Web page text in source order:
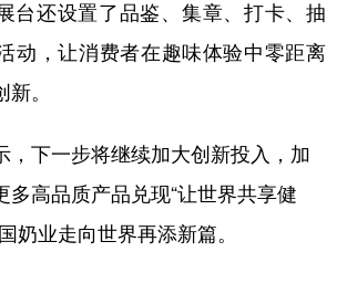
台还设置了品鉴、集章、打卡、抽
动，让消费者在趣味体验中零距离
。
，下一步将继续加大创新投入，加
多高品质产品兑现“让世界共享健
奶业走向世界再添新篇。